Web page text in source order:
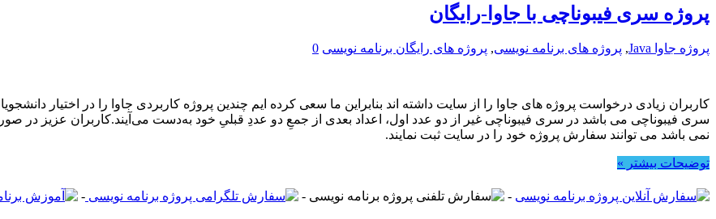
پروژه سری فیبوناچی با جاوا-رایگان
پروژه جاوا Java , پروژه های برنامه نویسی, پروژه های رایگان برنامه نویسی 0
کاربران زیادی درخواست پروژه های جاوا را از سایت داشته اند بنابراین ما سعی کرده ایم چندین پروژه کاربردی جاوا را در اختیار
سری فیبوناچی می باشد در سری فیبوناچی غیر از دو عدد اول، اعداد بعدی از جمعِ دو عددِ قبلیِ خود به‌دست می‌آیند.کاربران عزیز در
نمی باشد می توانند سفارش پروژه خود را در سایت ثبت نمایند.
توضیحات بیشتر »
-
-
-